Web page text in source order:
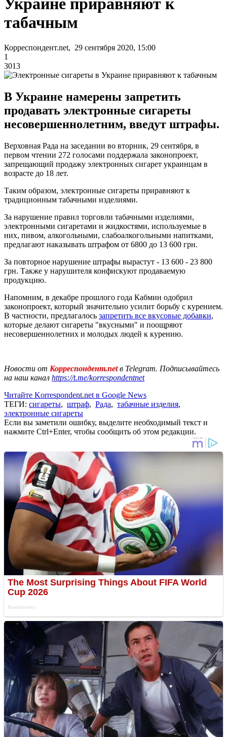
Украине приравняют к
табачным
Корреспондент.net, 29 сентября 2020, 15:00
1
3013
В Украине намерены запретить
продавать электронные сигареты
несовершеннолетним, введут штрафы.
Верховная Рада на заседании во вторник, 29 сентября, в
первом чтении 272 голосами поддержала законопроект,
запрещающий продажу электронных сигарет украинцам в
возрасте до 18 лет.
Таким образом, электронные сигареты приравняют к
традиционным табачными изделиями.
За нарушение правил торговли табачными изделиями,
электронными сигаретами и жидкостями, используемые в
них, пивом, алкогольными, слабоалкогольными напитками,
предлагают наказывать штрафом от 6800 до 13 600 грн.
За повторное нарушение штрафы вырастут - 13 600 - 23 800
грн. Также у нарушителя конфискуют продаваемую
продукцию.
Напомним, в декабре прошлого года Кабмин одобрил
законопроект, который значительно усилит борьбу с курением.
В частности, предлагалось запретить все вкусовые добавки,
которые делают сигареты "вкусными" и поощряют
несовершеннолетних и молодых людей к курению.
Новости от Корреспондент.netв Telegram. Подписывайтесь
на наш канал https://t.me/korrespondentnet
Читайте Korrespondent.net в Google News
ТЕГИ: сигареты, штраф, Рада, табачные изделия,
электронные сигареты
Если вы заметили ошибку, выделите необходимый текст и
нажмите Ctrl+Enter, чтобы сообщить об этом редакции.